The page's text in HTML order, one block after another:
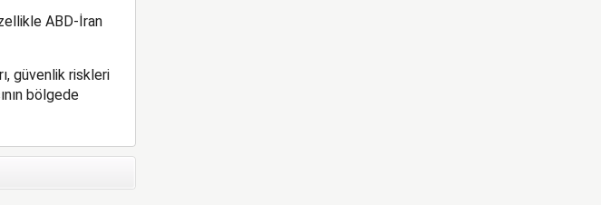
ABD-İran
güvenlik riskleri
bölgede